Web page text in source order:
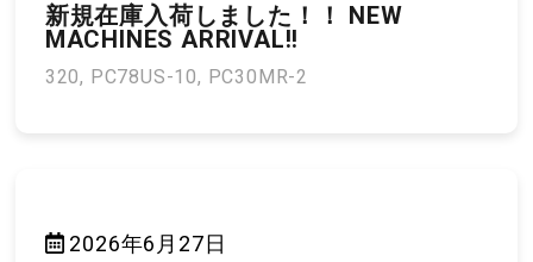
新規在庫入荷しました！！ NEW
MACHINES ARRIVAL!!
320, PC78US-10, PC30MR-2
2026年6月27日